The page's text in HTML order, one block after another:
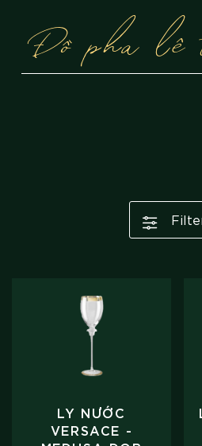
Đồ pha
LY NƯỚC
VERSACE -